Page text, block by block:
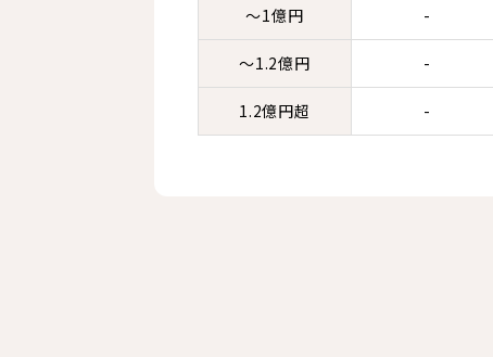
～1億円 -
～1.2億円 -
1.2億円超 -